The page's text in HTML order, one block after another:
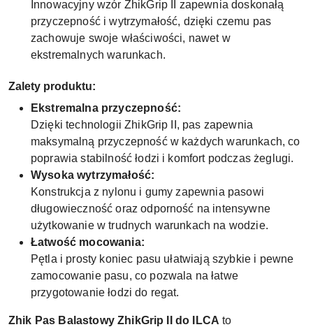
Innowacyjny wzór ZhikGrip II zapewnia doskonałą
przyczepność i wytrzymałość, dzięki czemu pas
zachowuje swoje właściwości, nawet w
ekstremalnych warunkach.
Zalety produktu:
Ekstremalna przyczepność:
Dzięki technologii ZhikGrip II, pas zapewnia
maksymalną przyczepność w każdych warunkach, co
poprawia stabilność łodzi i komfort podczas żeglugi.
Wysoka wytrzymałość:
Konstrukcja z nylonu i gumy zapewnia pasowi
długowieczność oraz odporność na intensywne
użytkowanie w trudnych warunkach na wodzie.
Łatwość mocowania:
Pętla i prosty koniec pasu ułatwiają szybkie i pewne
zamocowanie pasu, co pozwala na łatwe
przygotowanie łodzi do regat.
Zhik Pas Balastowy ZhikGrip II do ILCA to